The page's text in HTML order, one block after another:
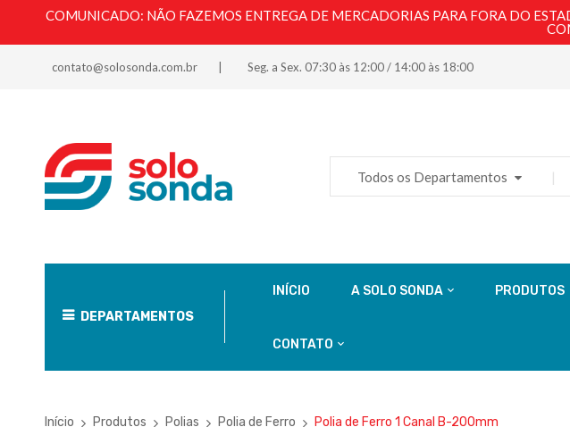
COMUNICADO: NÃO FAZEMOS ENTREGA DE MERCADORIAS PARA FORA DO
contato@solosonda.com.br Seg. a Sex. 07:30 às 12:00 / 14:00 às 18:00
Todos os Departamentos
DEPARTAMENTOS
INÍCIO A SOLO SONDA PRODUTOS
CONTATO
Início Produtos Polias Polia de Ferro Polia de Ferro 1 Canal B-200mm